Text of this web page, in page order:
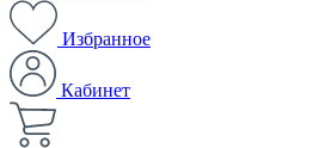
Избранное
Кабинет